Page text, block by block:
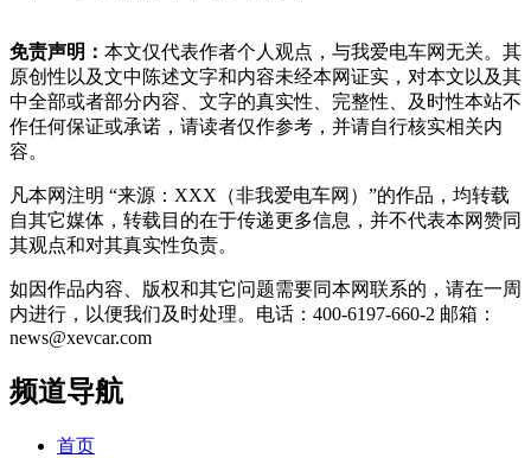
免责声明： 本文仅代表作者个人观点，与我爱电车网无关。其
原创性以及文中陈述文字和内容未经本网证实，对本文以及其
中全部或者部分内容、文字的真实性、完整性、及时性本站不
作任何保证或承诺，请读者仅作参考，并请自行核实相关内
容。
凡本网注明 “来源：XXX（非我爱电车网）”的作品，均转载
自其它媒体，转载目的在于传递更多信息，并不代表本网赞同
其观点和对其真实性负责。
如因作品内容、版权和其它问题需要同本网联系的，请在一周
内进行，以便我们及时处理。电话：400-6197-660-2 邮箱：
news@xevcar.com
频道导航
首页